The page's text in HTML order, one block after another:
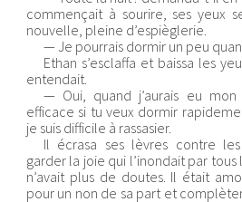
commençait à sourire, ses yeux
nouvelle, pleine d’espièglerie.
— Je pourrais dormir un peu
Ethan s’esclaffa et baissa les
entendait.
— Oui, quand j’aurais eu
efficace si tu veux dormir
je suis difficile à rassasier.
Il écrasa ses lèvres contre
garder la joie qui l’inondait par tous
n’avait plus de doutes. Il était
pour un non de sa part et